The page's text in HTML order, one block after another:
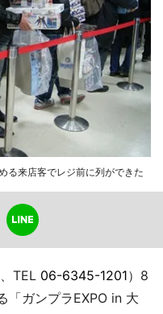
る来店客でレジ前に列ができた
TEL 06-6345-1201）8
「ガンプラEXPO in 大